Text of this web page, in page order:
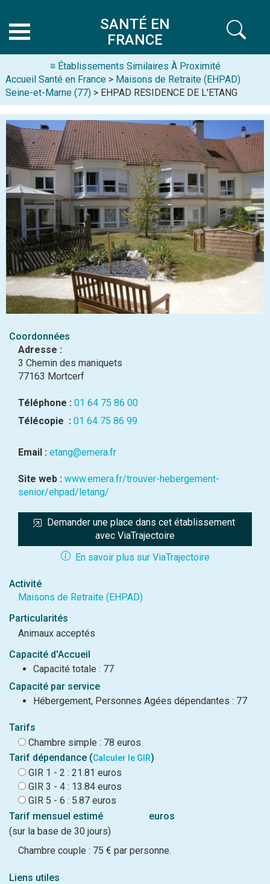
SANTÉ EN
FRANCE
≡ Établissements Similaires À Proximité
Accueil Santé en France > Maisons de Retraite (EHPAD)
Seine-et-Marne (77) > EHPAD RESIDENCE DE L'ETANG
Coordonnées
Adresse :
3 Chemin des maniquets
77163 Mortcerf
Téléphone : 01 64 75 86 00
Télécopie : 01 64 75 86 99
Email : etang@emera.fr
Site web : www.emera.fr/trouver-hebergement-
senior/ehpad/letang/
Demander une place dans cet établissement
avec ViaTrajectoire
En savoir plus sur ViaTrajectoire
Activité
Maisons de Retraite (EHPAD)
Particularités
Animaux acceptés
Capacité d'Accueil
Capacité totale : 77
Capacité par service
Hébergement, Personnes Agées dépendantes : 77
Tarifs
Chambre simple : 78 euros
Tarif dépendance (Calculer le GIR)
GIR 1 - 2 : 21.81 euros
GIR 3 - 4 : 13.84 euros
GIR 5 - 6 : 5.87 euros
Tarif mensuel estimé
euros
(sur la base de 30 jours)
Chambre couple : 75 € par personne.
Liens utiles